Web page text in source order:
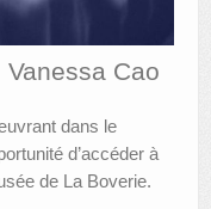
Cao
dans le
d’accéder à
de La Boverie.